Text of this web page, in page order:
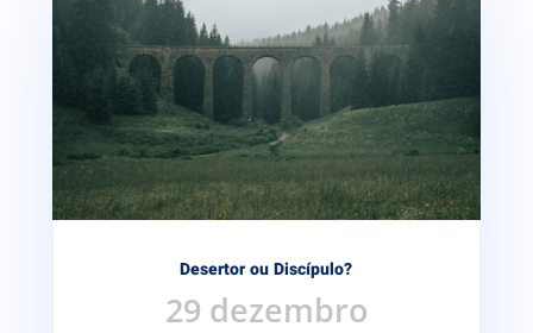
Desertor ou Discípulo?
29 dezembro